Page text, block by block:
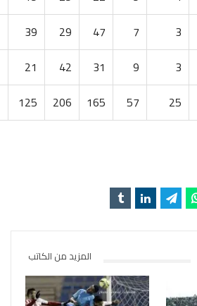
3
7
47
29
39
3
9
31
42
21
25
57
165
206
125
المزيد من الكاتب